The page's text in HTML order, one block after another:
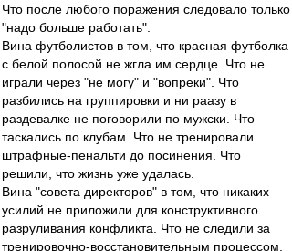
Что после любого поражения следовало только
"надо больше работать".
Вина футболистов в том, что красная футболка
с белой полосой не жгла им сердце. Что не
играли через "не могу" и "вопреки". Что
разбились на группировки и ни раазу в
раздевалке не поговорили по мужски. Что
таскались по клубам. Что не тренировали
штрафные-пенальти до посинения. Что
решили, что жизнь уже удалась.
Вина "совета директоров" в том, что никаких
усилий не приложили для конструктивного
разруливания конфликта. Что не следили за
тренировочно-восстановительным процессом,